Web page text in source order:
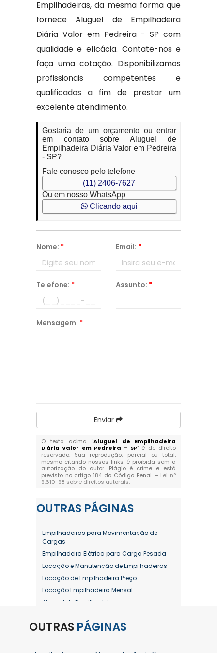
Empilhadeiras, da mesma forma que
fornece Aluguel de Empilhadeira
Diária Valor em Pedreira - SP com
qualidade e eficácia. Contate-nos e
faça uma cotação. Disponibilizamos
profissionais competentes e
qualificados a fim de prestar um
excelente atendimento.
Gostaria de um orçamento ou entrar
em contato sobre Aluguel de
Empilhadeira Diária Valor em Pedreira
- SP?
Fale conosco pelo telefone
(11) 2406-7627
Ou em nosso WhatsApp
Clicando aqui
Nome: * Email: *
Telefone: * Assunto: *
Mensagem: *
Enviar
O texto acima "Aluguel de Empilhadeira
Diária Valor em Pedreira - SP" é de direito
reservado. Sua reprodução, parcial ou total,
mesmo citando nossos links, é proibida sem a
autorização do autor. Plágio é crime e está
previsto no artigo 184 do Código Penal. – Lei n°
9.610-98 sobre direitos autorais.
OUTRAS PÁGINAS
Empilhadeiras para Movimentação de
Cargas
Empilhadeira Elétrica para Carga Pesada
Locação e Manutenção de Empilhadeiras
Locação de Empilhadeira Preço
Locação Empilhadeira Mensal
Aluguel de Empilhadeira
Aluguel de Empilhadeira Diária Valor
Aluguel de Empilhadeira Elétrica Preço
OUTRAS PÁGINAS